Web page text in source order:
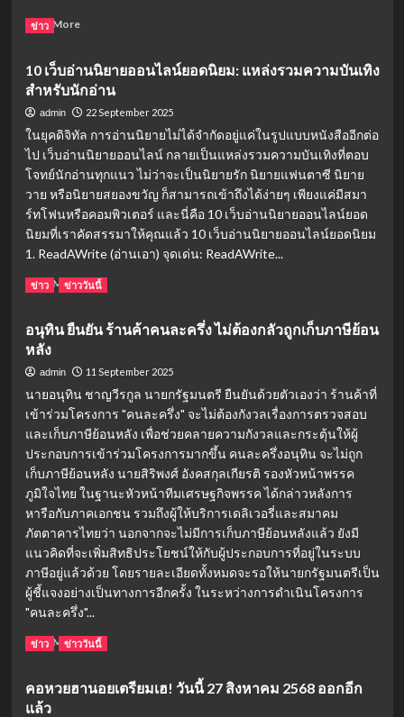
นัก
แสดง
อิสระ
เต็ม
ตัว
Read MoreRead
วิธี
กำจัด
แมงมุม
จาก
บ้าน:
ปลอดภัย
ไม่
ฆ่า
และ
ถาวร
ข่าว
10 เว็บอ่านนิยายออนไลน์ยอดนิยม: แหล่งรวมความบันเทิง
สำหรับนักอ่าน
admin 22 September 2025
ในยุคดิจิทัล การอ่านนิยายไม่ได้จำกัดอยู่แค่ในรูปแบบหนังสืออีกต่อ
ไป เว็บอ่านนิยายออนไลน์ กลายเป็นแหล่งรวมความบันเทิงที่ตอบ
โจทย์นักอ่านทุกแนว ไม่ว่าจะเป็นนิยายรัก นิยายแฟนตาซี นิยาย
วาย หรือนิยายสยองขวัญ ก็สามารถเข้าถึงได้ง่ายๆ เพียงแค่มีสมา
ร์ทโฟนหรือคอมพิวเตอร์ และนี่คือ 10 เว็บอ่านนิยายออนไลน์ยอด
นิยมที่เราคัดสรรมาให้คุณแล้ว 10 เว็บอ่านนิยายออนไลน์ยอดนิยม
1. ReadAWrite (อ่านเอา) จุดเด่น: ReadAWrite...
Read MoreRead
10
อ่าน
ออนไลน์
ยอด
นิยม:
แหล่ง
รวม
ความ
บันเทิง
สำหรับ
นัก
อ่าน
ข่าว ข่าววันนี้
อนุทิน ยืนยัน ร้านค้าคนละครึ่ง ไม่ต้องกลัวถูกเก็บภาษีย้อน
หลัง
admin 11 September 2025
นายอนุทิน ชาญวีรกูล นายกรัฐมนตรี ยืนยันด้วยตัวเองว่า ร้านค้าที่
เข้าร่วมโครงการ "คนละครึ่ง" จะไม่ต้องกังวลเรื่องการตรวจสอบ
และเก็บภาษีย้อนหลัง เพื่อช่วยคลายความกังวลและกระตุ้นให้ผู้
ประกอบการเข้าร่วมโครงการมากขึ้น คนละครึ่งอนุทิน จะไม่ถูก
เก็บภาษีย้อนหลัง นายสิริพงศ์ อังคสกุลเกียรติ รองหัวหน้าพรรค
ภูมิใจไทย ในฐานะหัวหน้าทีมเศรษฐกิจพรรค ได้กล่าวหลังการ
หารือกับภาคเอกชน รวมถึงผู้ให้บริการเดลิเวอรี่และสมาคม
ภัตตาคารไทยว่า นอกจากจะไม่มีการเก็บภาษีย้อนหลังแล้ว ยังมี
แนวคิดที่จะเพิ่มสิทธิประโยชน์ให้กับผู้ประกอบการที่อยู่ในระบบ
ภาษีอยู่แล้วด้วย โดยรายละเอียดทั้งหมดจะรอให้นายกรัฐมนตรีเป็น
ผู้ชี้แจงอย่างเป็นทางการอีกครั้ง ในระหว่างการดำเนินโครงการ
"คนละครึ่ง"...
Read MoreRead
อนุทิน
ข่าว ข่าววันนี้
คอหวยฮานอยเตรียมเฮ! วันนี้ 27 สิงหาคม 2568 ออกอีก
แล้ว